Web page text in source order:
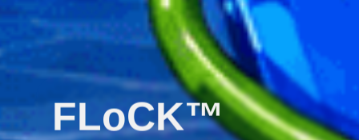
FLoCK™